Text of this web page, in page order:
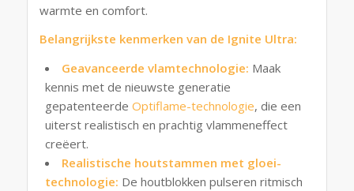
warmte en comfort.
Belangrijkste kenmerken van de Ignite Ultra:
Geavanceerde vlamtechnologie: Maak
kennis met de nieuwste generatie
gepatenteerde Optiflame-technologie, die een
uiterst realistisch en prachtig vlammeneffect
creëert.
Realistische houtstammen met gloei-
technologie: De houtblokken pulseren ritmisch